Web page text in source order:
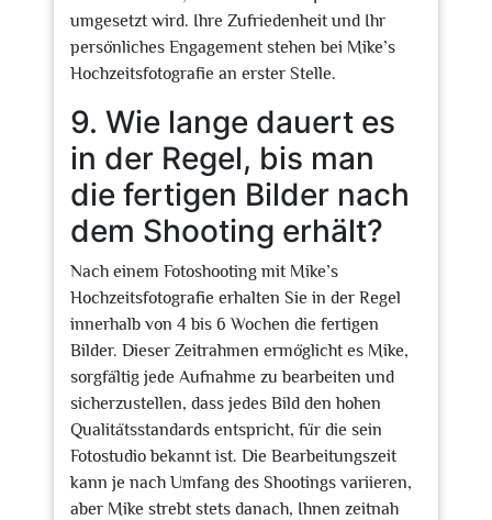
umgesetzt wird. Ihre Zufriedenheit und Ihr
persönliches Engagement stehen bei Mike’s
Hochzeitsfotografie an erster Stelle.
9. Wie lange dauert es
in der Regel, bis man
die fertigen Bilder nach
dem Shooting erhält?
Nach einem Fotoshooting mit Mike’s
Hochzeitsfotografie erhalten Sie in der Regel
innerhalb von 4 bis 6 Wochen die fertigen
Bilder. Dieser Zeitrahmen ermöglicht es Mike,
sorgfältig jede Aufnahme zu bearbeiten und
sicherzustellen, dass jedes Bild den hohen
Qualitätsstandards entspricht, für die sein
Fotostudio bekannt ist. Die Bearbeitungszeit
kann je nach Umfang des Shootings variieren,
aber Mike strebt stets danach, Ihnen zeitnah